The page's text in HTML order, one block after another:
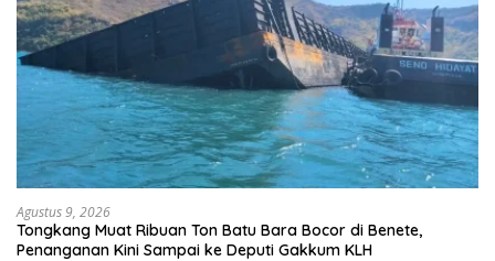
Agustus 9, 2026
Tongkang Muat Ribuan Ton Batu Bara Bocor di Benete,
Penanganan Kini Sampai ke Deputi Gakkum KLH